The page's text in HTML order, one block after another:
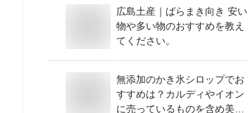
広島土産｜ばらまき向き 安い
物や多い物のおすすめを教え
てください。
無添加のかき氷シロップでお
すすめは？カルディやイオン
に売っているものを含め美味